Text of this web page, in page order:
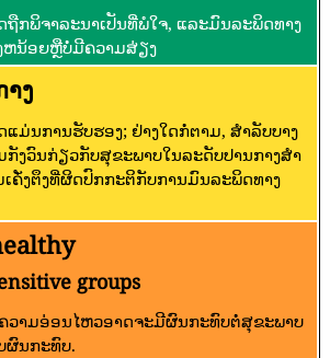
ຖືກພິຈາລະນາເປັນທີ່ພໍໃຈ, ແລະມົນລະພິດທາງ
ຫນ້ອຍຫຼືບໍ່ມີຄວາມສ່ຽງ
ງ
ແມ່ນການຮັບຮອງ; ຢ່າງໃດກໍ່ຕາມ, ສໍາລັບບາງ
ງວົນກ່ຽວກັບສຸຂະພາບໃນລະດັບປານກາງສໍາ
ຄັ່ງຕຶງທີ່ຜິດປົກກະຕິກັບການມົນລະພິດທາງ
groups
າມອ່ອນໄຫວອາດຈະມີຜົນກະທົບຕໍ່ສຸຂະພາບ
ຜົນກະທົບ.